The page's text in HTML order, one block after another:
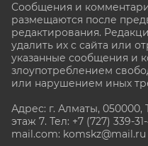
Сообщения и
размещаются после
редактирования.
удалить их с сайта или
указанные сообщения и
злоупотреблением
или нарушением иных
Адрес: г. Алматы, 050000,
этаж 7. Тел: +7 (727) 339-
mail.com: komskz@mail.ru